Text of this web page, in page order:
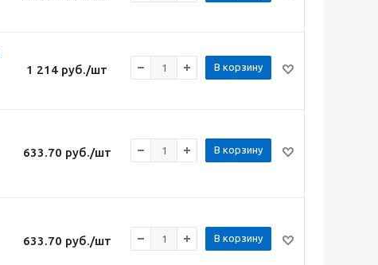
1 214 руб./шт В корзину
633.70 руб./шт В корзину
633.70 руб./шт В корзину